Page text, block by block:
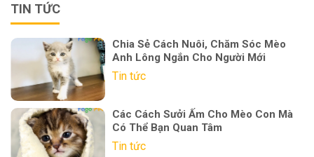
TIN TỨC
Chia Sẻ Cách Nuôi, Chăm Sóc Mèo
Anh Lông Ngắn Cho Người Mới
Tin tức
Các Cách Sưởi Ấm Cho Mèo Con Mà
Có Thể Bạn Quan Tâm
Tin tức